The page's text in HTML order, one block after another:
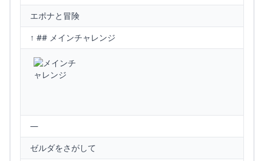
エポナと冒険
↑ ## メインチャレンジ
—
ゼルダをさがして